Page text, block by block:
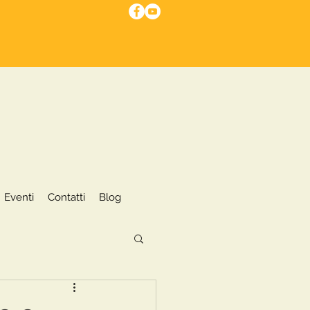
More
Eventi Contatti Blog